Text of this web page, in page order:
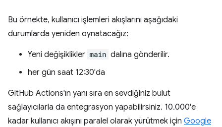
Bu örnekte, kullanıcı işlemleri akışlarını aşağıdaki
durumlarda yeniden oynatacağız:
Yeni değişiklikler main dalına gönderilir.
her gün saat 12:30'da
GitHub Actions'ın yanı sıra en sevdiğiniz bulut
sağlayıcılarla da entegrasyon yapabilirsiniz. 10.000'e
kadar kullanıcı akışını paralel olarak yürütmek için Google